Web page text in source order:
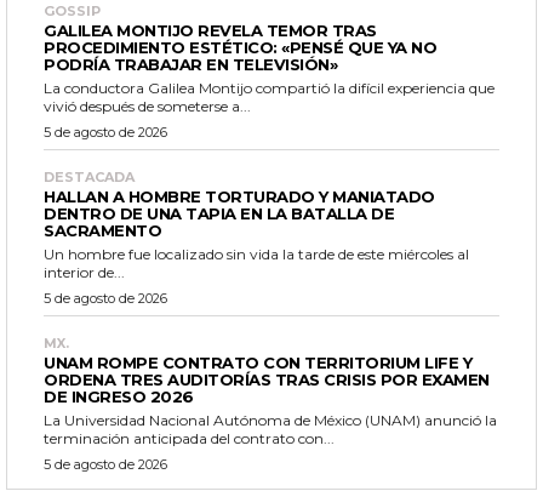
GOSSIP
GALILEA MONTIJO REVELA TEMOR TRAS
PROCEDIMIENTO ESTÉTICO: «PENSÉ QUE YA NO
PODRÍA TRABAJAR EN TELEVISIÓN»
La conductora Galilea Montijo compartió la difícil experiencia que
vivió después de someterse a...
5 de agosto de 2026
DESTACADA
HALLAN A HOMBRE TORTURADO Y MANIATADO
DENTRO DE UNA TAPIA EN LA BATALLA DE
SACRAMENTO
Un hombre fue localizado sin vida la tarde de este miércoles al
interior de...
5 de agosto de 2026
MX.
UNAM ROMPE CONTRATO CON TERRITORIUM LIFE Y
ORDENA TRES AUDITORÍAS TRAS CRISIS POR EXAMEN
DE INGRESO 2026
La Universidad Nacional Autónoma de México (UNAM) anunció la
terminación anticipada del contrato con...
5 de agosto de 2026